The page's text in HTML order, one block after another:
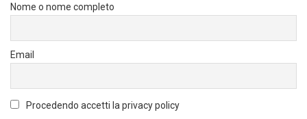
Nome o nome completo
Email
Procedendo accetti la privacy policy